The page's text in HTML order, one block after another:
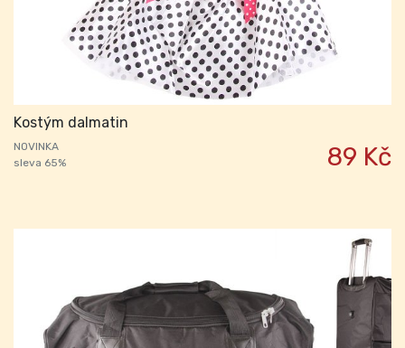
Kostým dalmatin
NOVINKA
sleva 65%
89 Kč